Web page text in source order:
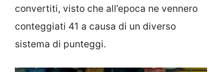
convertiti, visto che all’epoca ne vennero
conteggiati 41 a causa di un diverso
sistema di punteggi.